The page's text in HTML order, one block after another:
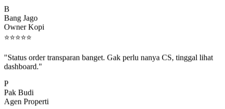
Bang Jago
Owner Kopi
⭐⭐⭐⭐ ⭐
dashboard."
Pak Budi
Agen Properti
⭐⭐⭐⭐⭐